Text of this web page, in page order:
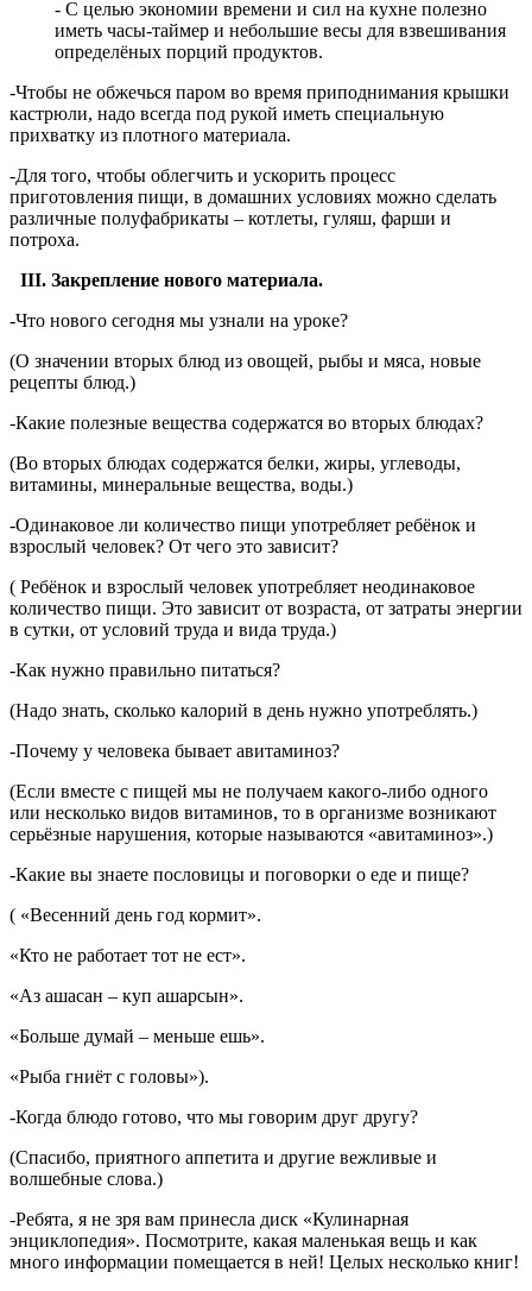
- С целью экономии времени и сил на кухне полезно
иметь часы-таймер и небольшие весы для взвешивания
определёных порций продуктов.
-Чтобы не обжечься паром во время приподнимания крышки
кастрюли, надо всегда под рукой иметь специальную
прихватку из плотного материала.
-Для того, чтобы облегчить и ускорить процесс
приготовления пищи, в домашних условиях можно сделать
различные полуфабрикаты – котлеты, гуляш, фарши и
потроха.
III. Закрепление нового материала.
-Что нового сегодня мы узнали на уроке?
(О значении вторых блюд из овощей, рыбы и мяса, новые
рецепты блюд.)
-Какие полезные вещества содержатся во вторых блюдах?
(Во вторых блюдах содержатся белки, жиры, углеводы,
витамины, минеральные вещества, воды.)
-Одинаковое ли количество пищи употребляет ребёнок и
взрослый человек? От чего это зависит?
( Ребёнок и взрослый человек употребляет неодинаковое
количество пищи. Это зависит от возраста, от затраты энергии
в сутки, от условий труда и вида труда.)
-Как нужно правильно питаться?
(Надо знать, сколько калорий в день нужно употреблять.)
-Почему у человека бывает авитаминоз?
(Если вместе с пищей мы не получаем какого-либо одного
или несколько видов витаминов, то в организме возникают
серьёзные нарушения, которые называются «авитаминоз».)
-Какие вы знаете пословицы и поговорки о еде и пище?
( «Весенний день год кормит».
«Кто не работает тот не ест».
«Аз ашасан – куп ашарсын».
«Больше думай – меньше ешь».
«Рыба гниёт с головы»).
-Когда блюдо готово, что мы говорим друг другу?
(Спасибо, приятного аппетита и другие вежливые и
волшебные слова.)
-Ребята, я не зря вам принесла диск «Кулинарная
энциклопедия». Посмотрите, какая маленькая вещь и как
много информации помещается в ней! Целых несколько книг!